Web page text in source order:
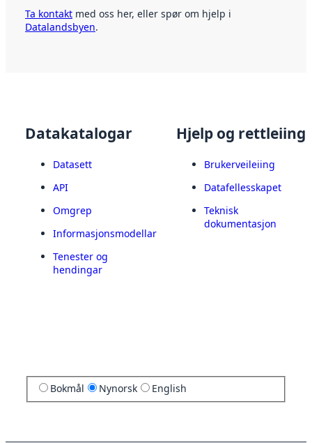
Ta kontakt med oss her, eller spør om hjelp i
Datalandsbyen.
Datakatalogar
Datasett
API
Omgrep
Informasjonsmodellar
Tenester og
hendingar
Hjelp og rettleiing
Brukerveileiing
Datafellesskapet
Teknisk
dokumentasjon
Bokmål Nynorsk English